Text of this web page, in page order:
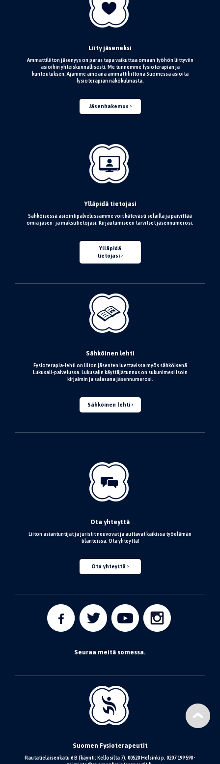
Liity jäseneksi
Ammattiliiton jäsenyys on paras tapa vaikuttaa omaan työhön liittyviin
asioihin yhteiskunnallisesti. Me tunnemme fysioterapian ja
kuntoutuksen. Ajamme ainoana ammattiliittona Suomessa asioita
fysioterapian näkökulmasta.
Jäsenhakemus
Ylläpidä tietojasi
Sähköisessä asiointipalvelussamme voit kätevästi selailla ja päivittää
omia jäsen- ja maksutietojasi. Kirjautumiseen tarvitset jäsennumerosi.
Ylläpidä
tietojasi
Sähköinen lehti
Fysioterapia-lehti on liiton jäsenten luettavissa myös sähköisenä
Lukusali-palvelussa. Lukusalin käyttäjätunnus on sukunimesi isoin
kirjaimin ja salasana jäsennumerosi.
Sähköinen lehti
Ota yhteyttä
Liiton asiantuntijat ja juristit neuvovat ja auttavat kaikissa työelämän
tilanteissa. Ota yhteyttä!
Ota yhteyttä
Seuraa meitä somessa.
Suomen Fysioterapeutit
Rautatieläisenkatu 6 B (käynti: Kellosilta 7), 00520 Helsinki p. 0207 199 590 •